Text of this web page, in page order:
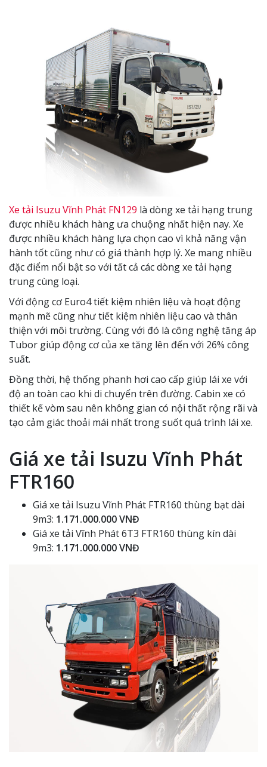
Xe tải Isuzu Vĩnh Phát FN129 là dòng xe tải hạng trung
được nhiều khách hàng ưa chuộng nhất hiện nay. Xe
được nhiều khách hàng lựa chọn cao vì khả năng vận
hành tốt cũng như có giá thành hợp lý. Xe mang nhiều
đặc điểm nổi bật so với tất cả các dòng xe tải hạng
trung cùng loại.
Với động cơ Euro4 tiết kiệm nhiên liệu và hoạt động
mạnh mẽ cũng như tiết kiệm nhiên liệu cao và thân
thiện với môi trường. Cùng với đó là công nghệ tăng áp
Tubor giúp động cơ của xe tăng lên đến với 26% công
suất.
Đồng thời, hệ thống phanh hơi cao cấp giúp lái xe với
độ an toàn cao khi di chuyển trên đường. Cabin xe có
thiết kế vòm sau nên không gian có nội thất rộng rãi và
tạo cảm giác thoải mái nhất trong suốt quá trình lái xe.
Giá xe tải Isuzu Vĩnh Phát
FTR160
Giá xe tải Isuzu Vĩnh Phát FTR160 thùng bạt dài
9m3: 1.171.000.000 VNĐ
Giá xe tải Vĩnh Phát 6T3 FTR160 thùng kín dài
9m3: 1.171.000.000 VNĐ